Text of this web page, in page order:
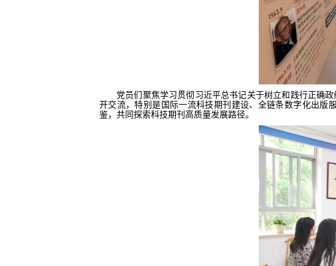
党员们 聚焦学习贯彻习近平总书记关于树立和践行正确
开交流，特别是国际一流科技期刊建设、全链条数字化出版
鉴，共同探索科技期刊高质量发展路径。